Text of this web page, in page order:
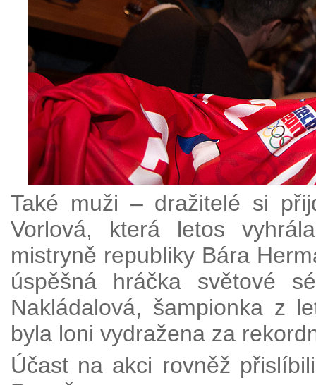
Také muži – dražitelé si
Vorlová, která letos
mistryně republiky Bára
úspěšná hráčka světové
Nakládalová, šampionka z
byla loni vydražena za
Účast na akci rovněž